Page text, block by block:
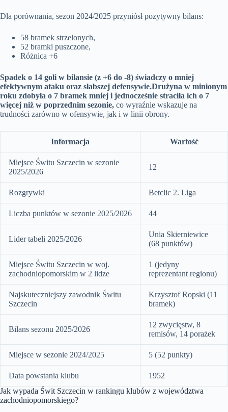
Dla porównania, sezon 2024/2025 przyniósł pozytywny bilans:
58 bramek strzelonych,
52 bramki puszczone,
Różnica +6
Spadek o 14 goli w bilansie (z +6 do -8) świadczy o mniej
efektywnym ataku oraz słabszej defensywie.Drużyna w minionym
roku zdobyła o 7 bramek mniej i jednocześnie straciła ich o 7
więcej niż w poprzednim sezonie, co wyraźnie wskazuje na
trudności zarówno w ofensywie, jak i w linii obrony.
Informacja Wartość
Miejsce Świtu Szczecin w sezonie
2025/2026
12
Rozgrywki Betclic 2. Liga
Liczba punktów w sezonie 2025/2026 44
Lider tabeli 2025/2026
Unia Skierniewice
(68 punktów)
Miejsce Świtu Szczecin w woj.
zachodniopomorskim w 2 lidze
1 (jedyny
reprezentant regionu)
Najskuteczniejszy zawodnik Świtu
Szczecin
Krzysztof Ropski (11
bramek)
Bilans sezonu 2025/2026
12 zwycięstw, 8
remisów, 14 porażek
Miejsce w sezonie 2024/2025 5 (52 punkty)
Data powstania klubu
1952
Jak wypada Świt Szczecin w rankingu klubów z województwa
zachodniopomorskiego?